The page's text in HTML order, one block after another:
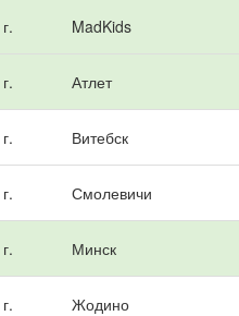
MadKids
Атлет
Витебск
Смолевичи
Минск
Жодино